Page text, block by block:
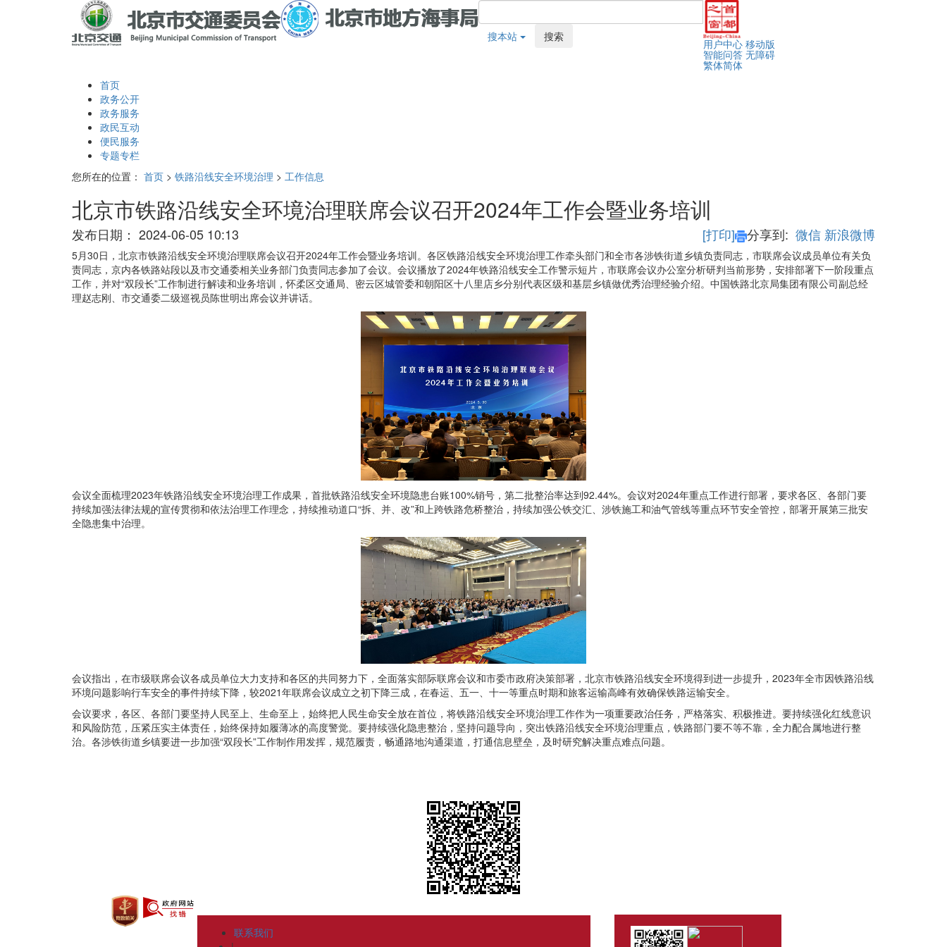
搜本站 搜索
用户中心 移动版
智能问答 无障碍
繁体简体
首页
政务公开
政务服务
政民互动
便民服务
专题专栏
您所在的位置： 首页 > 铁路沿线安全环境治理 > 工作信息
北京市铁路沿线安全环境治理联席会议召开2024年工作会暨业务培训
发布日期： 2024-06-05 10:13 [打印] 分享到: 微信 新浪微博
5月30日，北京市铁路沿线安全环境治理联席会议召开2024年工作会暨业务培训。各区铁路沿线安全环境治理工作牵头部门和全市各涉铁街道乡镇负责同志，市联席会议成员单位有关负
责同志，京内各铁路站段以及市交通委相关业务部门负责同志参加了会议。会议播放了2024年铁路沿线安全工作警示短片，市联席会议办公室分析研判当前形势，安排部署下一阶段重点
工作，并对“双段长”工作制进行解读和业务培训，怀柔区交通局、密云区城管委和朝阳区十八里店乡分别代表区级和基层乡镇做优秀治理经验介绍。中国铁路北京局集团有限公司副总经
理赵志刚、市交通委二级巡视员陈世明出席会议并讲话。
会议全面梳理2023年铁路沿线安全环境治理工作成果，首批铁路沿线安全环境隐患台账100%销号，第二批整治率达到92.44%。会议对2024年重点工作进行部署，要求各区、各部门要
持续加强法律法规的宣传贯彻和依法治理工作理念，持续推动道口“拆、并、改”和上跨铁路危桥整治，持续加强公铁交汇、涉铁施工和油气管线等重点环节安全管控，部署开展第三批安
全隐患集中治理。
会议指出，在市级联席会议各成员单位大力支持和各区的共同努力下，全面落实部际联席会议和市委市政府决策部署，北京市铁路沿线安全环境得到进一步提升，2023年全市因铁路沿线
环境问题影响行车安全的事件持续下降，较2021年联席会议成立之初下降三成，在春运、五一、十一等重点时期和旅客运输高峰有效确保铁路运输安全。
会议要求，各区、各部门要坚持人民至上、生命至上，始终把人民生命安全放在首位，将铁路沿线安全环境治理工作作为一项重要政治任务，严格落实、积极推进。要持续强化红线意识
和风险防范，压紧压实主体责任，始终保持如履薄冰的高度警觉。要持续强化隐患整治，坚持问题导向，突出铁路沿线安全环境治理重点，铁路部门要不等不靠，全力配合属地进行整
治。各涉铁街道乡镇要进一步加强“双段长”工作制作用发挥，规范履责，畅通路地沟通渠道，打通信息壁垒，及时研究解决重点难点问题。
联系我们